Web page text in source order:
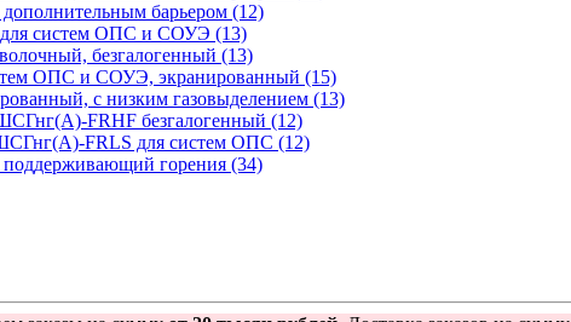
барьером (12)
систем ОПС и СОУЭ (13)
безгалогенный (13)
ОПС и СОУЭ, экранированный (15)
с низким газовыделением (13)
FRHF безгалогенный (12)
FRLS для систем ОПС (12)
горения (34)